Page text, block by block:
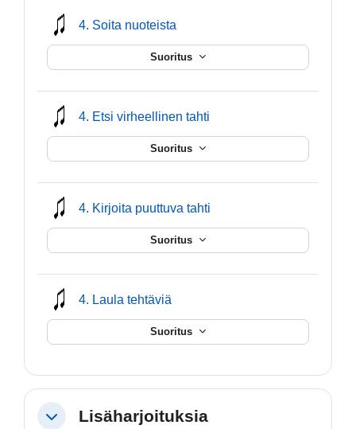
4. Soita nuoteista
Suoritus
4. Etsi virheellinen tahti
Suoritus
4. Kirjoita puuttuva tahti
Suoritus
4. Laula tehtäviä
Suoritus
TiivistäLisäharjoituksia